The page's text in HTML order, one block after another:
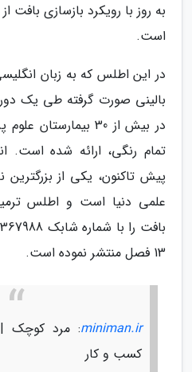
به روز با رویکرد بازسازی
است.
در این اطلس که به زبان
پیش تاکنون، یکی از
علمی دنیا است و اطلس
13 فصل منتشر نموده است.
miniman.ir: مرد کوچک
کسب و کار